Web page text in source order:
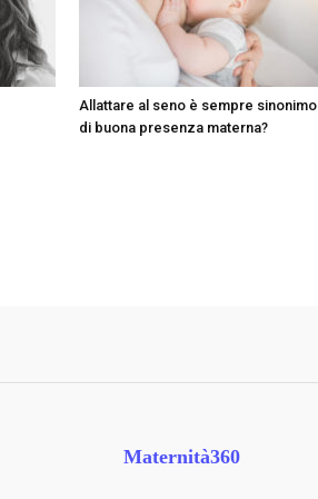
Allattare al seno è sempre sinonimo
di buona presenza materna?
Maternità360